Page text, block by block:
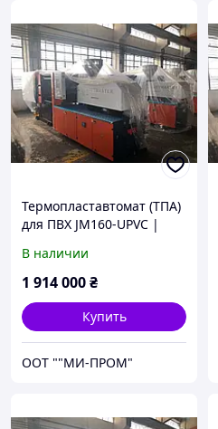
Термопластавтомат (ТПА)
для ПВХ JM160-UPVC |
В наличии
1 914 000₴
Купить
ООТ ""МИ-ПРОМ"